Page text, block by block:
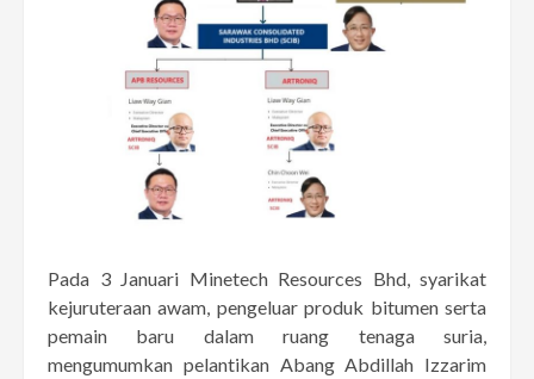
Pada 3 Januari Minetech Resources Bhd, syarikat
kejuruteraan awam, pengeluar produk bitumen serta
pemain baru dalam ruang tenaga suria,
mengumumkan pelantikan Abang Abdillah Izzarim